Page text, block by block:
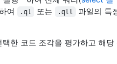
여 .ql 또는 .qll
파일의 특
한 코드 조각을 평가하고 해당